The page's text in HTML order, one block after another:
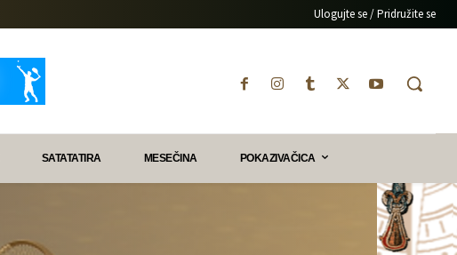
Ulogujte se / Pridružite se
SATATATIRA MESEČINA POKAZIVAČICA